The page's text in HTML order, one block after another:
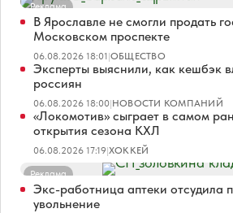
Реклама
В Ярославле не смогли продать
Московском проспекте
06.08.2026 18:01|ОБЩЕСТВО
Эксперты выяснили, как кешбэк
россиян
06.08.2026 18:00|НОВОСТИ КОМПАНИЙ
«Локомотив» сыграет в самом
открытия сезона КХЛ
06.08.2026 17:19|ХОККЕЙ
Реклама
Экс-работница аптеки отсудила
увольнение